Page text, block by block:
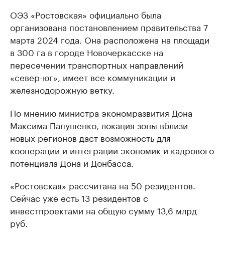
ОЭЗ «Ростовская» официально была
организована постановлением правительства 7
марта 2024 года. Она расположена на площади
в 300 га в городе Новочеркасске на
пересечении транспортных направлений
«север-юг», имеет все коммуникации и
железнодорожную ветку.
По мнению министра экономразвития Дона
Максима Папушенко, локация зоны вблизи
новых регионов даст возможность для
кооперации и интеграции экономик и кадрового
потенциала Дона и Донбасса.
«Ростовская» рассчитана на 50 резидентов.
Сейчас уже есть 13 резидентов с
инвестпроектами на общую сумму 13,6 млрд
руб.